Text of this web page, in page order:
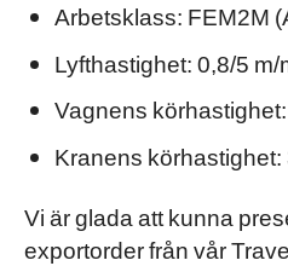
Arbetsklass: FEM2M
Lyfthastighet: 0,8/5 m/
Vagnens
Kranens körhastighet:
Vi är glada att kunna
exportorder från vår